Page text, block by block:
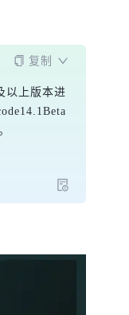
复制
以上版本进